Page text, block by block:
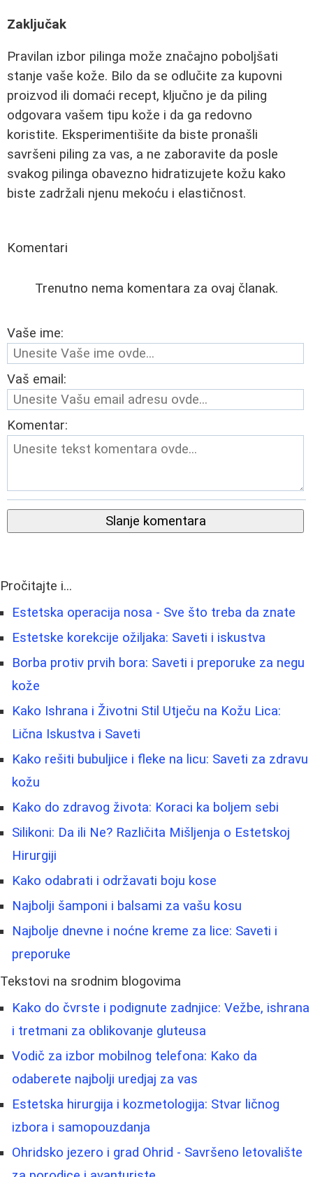
Zaključak
Pravilan izbor pilinga može značajno poboljšati
stanje vaše kože. Bilo da se odlučite za kupovni
proizvod ili domaći recept, ključno je da piling
odgovara vašem tipu kože i da ga redovno
koristite. Eksperimentišite da biste pronašli
savršeni piling za vas, a ne zaboravite da posle
svakog pilinga obavezno hidratizujete kožu kako
biste zadržali njenu mekoću i elastičnost.
Komentari
Trenutno nema komentara za ovaj članak.
Vaše ime:
Vaš email:
Komentar:
Slanje komentara
Pročitajte i...
Estetska operacija nosa - Sve što treba da znate
Estetske korekcije ožiljaka: Saveti i iskustva
Borba protiv prvih bora: Saveti i preporuke za negu
kože
Kako Ishrana i Životni Stil Utječu na Kožu Lica:
Lična Iskustva i Saveti
Kako rešiti bubuljice i fleke na licu: Saveti za zdravu
kožu
Kako do zdravog života: Koraci ka boljem sebi
Silikoni: Da ili Ne? Različita Mišljenja o Estetskoj
Hirurgiji
Kako odabrati i održavati boju kose
Najbolji šamponi i balsami za vašu kosu
Najbolje dnevne i noćne kreme za lice: Saveti i
preporuke
Tekstovi na srodnim blogovima
Kako do čvrste i podignute zadnjice: Vežbe, ishrana
i tretmani za oblikovanje gluteusa
Vodič za izbor mobilnog telefona: Kako da
odaberete najbolji uredjaj za vas
Estetska hirurgija i kozmetologija: Stvar ličnog
izbora i samopouzdanja
Ohridsko jezero i grad Ohrid - Savršeno letovalište